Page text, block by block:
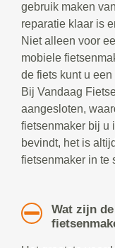
gebruik maken
reparatie klaar is
Niet alleen voor
mobiele
de fiets kunt u
Bij Vandaag
aangesloten,
fietsenmaker bij u
bevindt, het is
fietsenmaker in te
Wat zijn